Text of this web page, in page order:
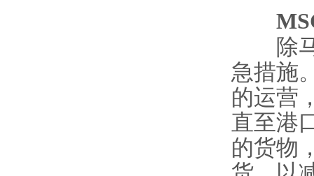
MSC
除马
急措施
的运营
直至港
的货物